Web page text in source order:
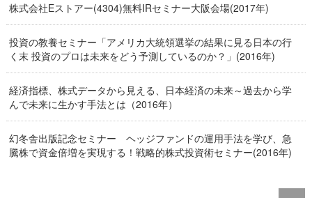
株式会社Eストアー(4304)無料IRセミナー大阪会場(2017年)
投資の教養セミナー「アメリカ大統領選挙の結果に見る日本の行
く末 投資のプロは未来をどう予測しているのか？」(2016年)
経済指標、株式データから見える、日本経済の未来～過去から学
んで未来に生かす手法とは（2016年）
幻冬舎出版記念セミナー ヘッジファンドの運用手法を学び、急
騰株で資金倍増を実現する！戦略的株式投資術セミナー(2016年)